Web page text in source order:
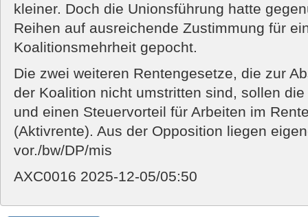
kleiner. Doch die Unionsführung hatte
Reihen auf ausreichende Zustimmung für
Koalitionsmehrheit gepocht.
Die zwei weiteren Rentengesetze, die zur
der Koalition nicht umstritten sind, sollen
und einen Steuervorteil für Arbeiten im
(Aktivrente). Aus der Opposition liegen
vor./bw/DP/mis
AXC0016 2025-12-05/05:50